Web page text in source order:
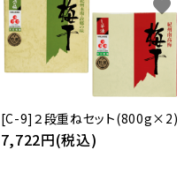
[C-9]２段重ねセット(800g×2)
7,722円(税込)
favorite